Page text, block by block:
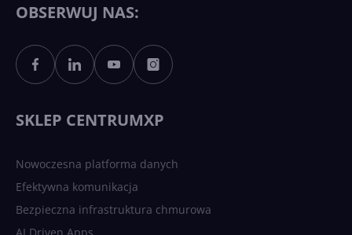
OBSERWUJ NAS:
SKLEP CENTRUMXP
Nowoczesna platforma danych
Efektywna komunikacja
Bezpieczna infrastruktura chmurowa
AI Driven Apps